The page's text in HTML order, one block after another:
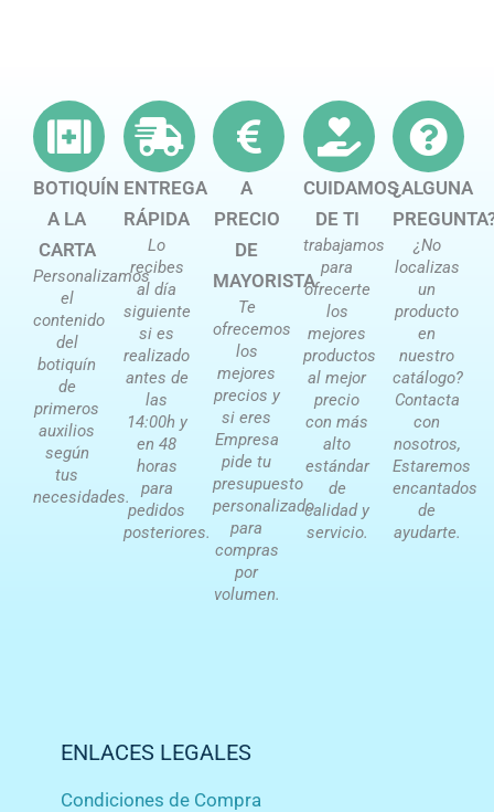
BOTIQUÍN
A LA
CARTA
Personalizamos
el
contenido
del
botiquín
de
primeros
auxilios
según
tus
necesidades.
ENTREGA
RÁPIDA
Lo
recibes
al día
siguiente
si es
realizado
antes de
las
14:00h y
en 48
horas
para
pedidos
posteriores.
A
PRECIO
DE
MAYORISTA
Te
ofrecemos
los
mejores
precios y
si eres
Empresa
pide tu
presupuesto
personalizado
para
compras
por
volumen.
CUIDAMOS
DE TI
trabajamos
para
ofrecerte
los
mejores
productos
al mejor
precio
con más
alto
estándar
de
calidad y
servicio.
¿ALGUNA
¿No
localizas
un
producto
en
nuestro
catálogo?
Contacta
con
nosotros,
Estaremos
encantados
de
ayudarte.
ENLACES LEGALES
Condiciones de Compra